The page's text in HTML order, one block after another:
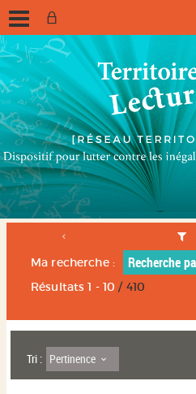
Ma recherche : Recherche
Résultats1 - 10 / 410
Tri : Pertinence